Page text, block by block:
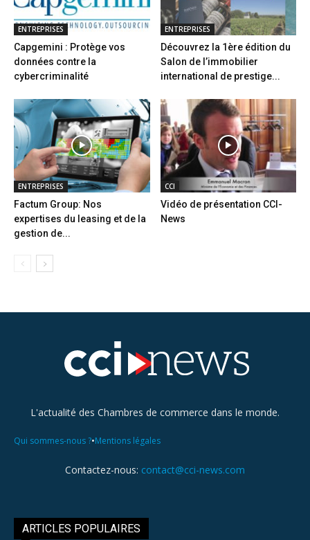
ENTREPRISES
Capgemini : Protège vos
données contre la
cybercriminalité
ENTREPRISES
Découvrez la 1ère édition du
Salon de l’immobilier
international de prestige...
ENTREPRISES
Factum Group: Nos
expertises du leasing et de la
gestion de...
CCI
Vidéo de présentation CCI-
News
L'actualité des Chambres de commerce dans le monde.
Qui sommes-nous ?•Mentions légales
Contactez-nous: contact@cci-news.com
ARTICLES POPULAIRES